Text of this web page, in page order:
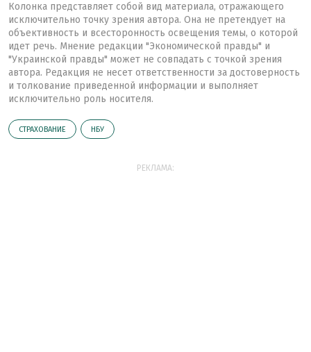
Колонка представляет собой вид материала, отражающего
исключительно точку зрения автора. Она не претендует на
объективность и всесторонность освещения темы, о которой
идет речь. Мнение редакции "Экономической правды" и
"Украинской правды" может не совпадать с точкой зрения
автора. Редакция не несет ответственности за достоверность
и толкование приведенной информации и выполняет
исключительно роль носителя.
СТРАХОВАНИЕ НБУ
РЕКЛАМА: